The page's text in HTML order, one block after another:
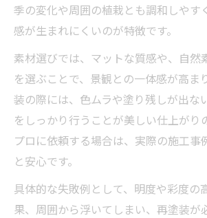
季の変化や周囲の植栽とも調和しやす
感が生まれにくいのが特徴です。
素材選びでは、マットな質感や、自然
を選ぶことで、景観との一体感が高ま
装の際には、色ムラや塗り残しが出な
をしっかり行うことが美しい仕上がり
プロに依頼する場合は、実際の施工事
と安心です。
具体的な失敗例として、明度や彩度の
果、周囲から浮いてしまい、再塗装が